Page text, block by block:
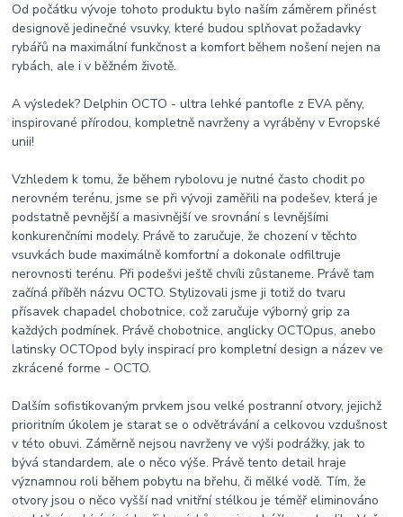
Od počátku vývoje tohoto produktu bylo naším záměrem přinést
designově jedinečné vsuvky, které budou splňovat požadavky
rybářů na maximální funkčnost a komfort během nošení nejen na
rybách, ale i v běžném životě.
A výsledek? Delphin OCTO - ultra lehké pantofle z EVA pěny,
inspirované přírodou, kompletně navrženy a vyráběny v Evropské
unii!
Vzhledem k tomu, že během rybolovu je nutné často chodit po
nerovném terénu, jsme se při vývoji zaměřili na podešev, která je
podstatně pevnější a masivnější ve srovnání s levnějšími
konkurenčními modely. Právě to zaručuje, že chození v těchto
vsuvkách bude maximálně komfortní a dokonale odfiltruje
nerovnosti terénu. Při podešvi ještě chvíli zůstaneme. Právě tam
začíná příběh názvu OCTO. Stylizovali jsme ji totiž do tvaru
přísavek chapadel chobotnice, což zaručuje výborný grip za
každých podmínek. Právě chobotnice, anglicky OCTOpus, anebo
latinsky OCTOpod byly inspirací pro kompletní design a název ve
zkrácené forme - OCTO.
Dalším sofistikovaným prvkem jsou velké postranní otvory, jejichž
prioritním úkolem je starat se o odvětrávání a celkovou vzdušnost
v této obuvi. Záměrně nejsou navrženy ve výši podrážky, jak to
bývá standardem, ale o něco výše. Právě tento detail hraje
významnou roli během pobytu na břehu, či mělké vodě. Tím, že
otvory jsou o něco vyšší nad vnitřní stélkou je téměř eliminováno